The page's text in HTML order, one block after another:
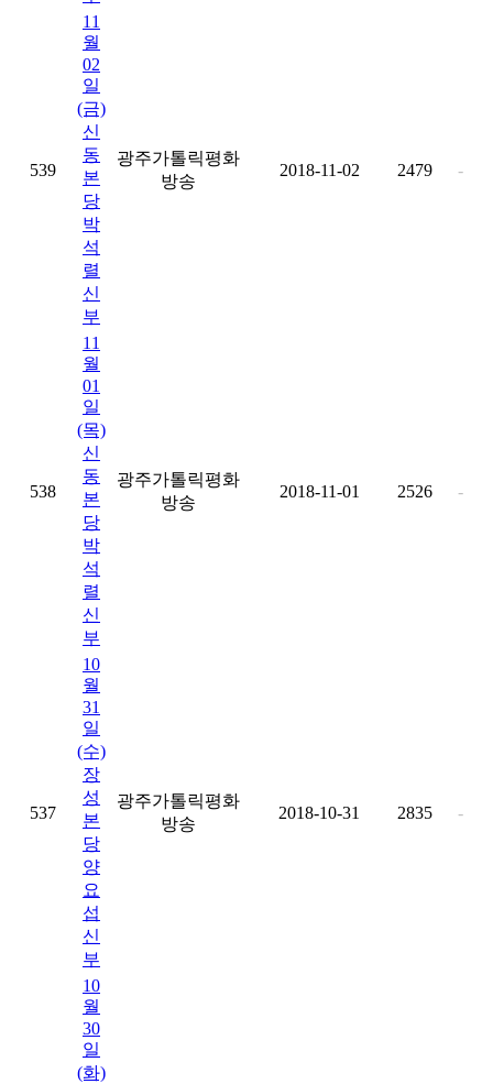
539
11
월
02
일
(금)
신
동
본
당
박
석
렬
신
부
광주가톨릭평화
방송
2018-11-02 2479 -
538
11
월
01
일
(목)
신
동
본
당
박
석
렬
신
부
광주가톨릭평화
방송
2018-11-01 2526 -
537
10
월
31
일
(수)
장
성
본
당
양
요
섭
신
부
광주가톨릭평화
방송
2018-10-31 2835 -
10
월
30
일
(화)